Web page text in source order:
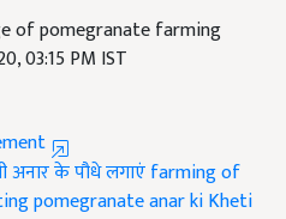
of pomegranate farming
03:15 PM IST
अनार के पौधे लगाएंfarming of
pomegranateanar ki Kheti